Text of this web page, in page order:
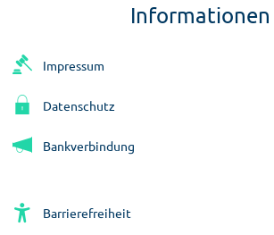
Informationen
Impressum
Datenschutz
Bankverbindung
Barrierefreiheit